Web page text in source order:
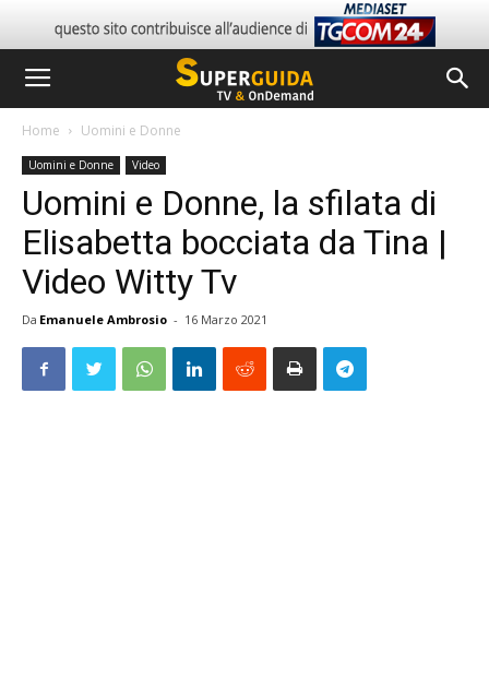
Home Uomini e Donne
Uomini e Donne Video
Uomini e Donne, la sfilata di
Elisabetta bocciata da Tina |
Video Witty Tv
Da Emanuele Ambrosio - 16 Marzo 2021